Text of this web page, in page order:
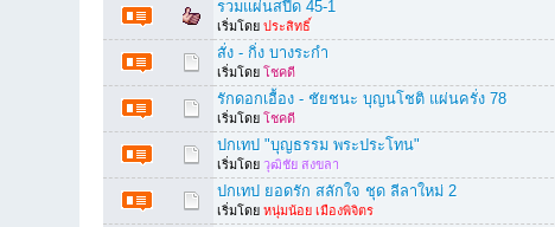
รวมแผ่นสปีด 45-1
เริ่มโดยประสิทธิ์
สั่ง - กิ่ง บางระกำ
เริ่มโดยโชคดี
รักดอกเอื้อง - ชัยชนะ บุญนโชติ แผ่นครั่ง 78
เริ่มโดยโชคดี
ปกเทป "บุญธรรม พระประโทน"
เริ่มโดยวุฒิชัย สงขลา
ปกเทป ยอดรัก สลักใจ ชุด ลีลาใหม่ 2
เริ่มโดยหนุ่มน้อย เมืองพิจิตร